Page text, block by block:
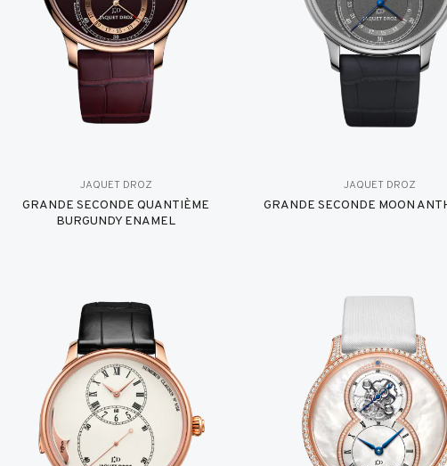
JAQUET DROZ
GRANDE SECONDE QUANTIÈME
BURGUNDY ENAMEL
JAQUET DROZ
GRANDE SECONDE MOON